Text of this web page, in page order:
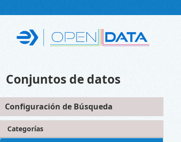
Conjuntos de datos
Configuración de Búsqueda
Categorías